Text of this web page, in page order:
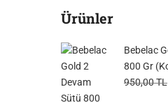
Ürünler
Bebelac
800 Gr
950,00TL